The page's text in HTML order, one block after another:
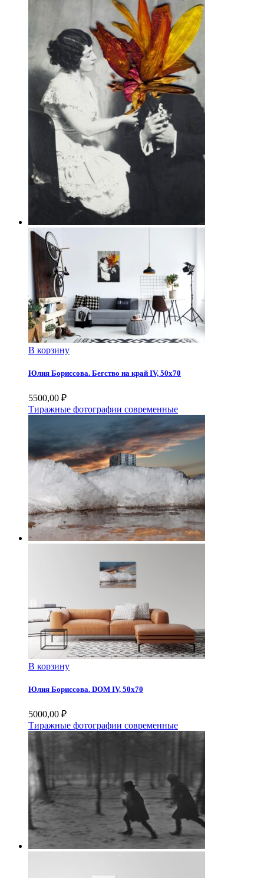
В корзину
Юлия Бориссова. Бегство на край IV, 50х70
5500,00 ₽
Тиражные фотографии современные
В корзину
Юлия Бориссова. DOM IV, 50х70
5000,00 ₽
Тиражные фотографии современные